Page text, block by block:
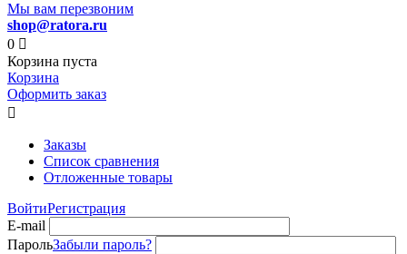
Мы вам перезвоним
shop@ratora.ru
0 
Корзина пуста
Корзина
Оформить заказ

Заказы
Список сравнения
Отложенные товары
ВойтиРегистрация
E-mail
ПарольЗабыли пароль?